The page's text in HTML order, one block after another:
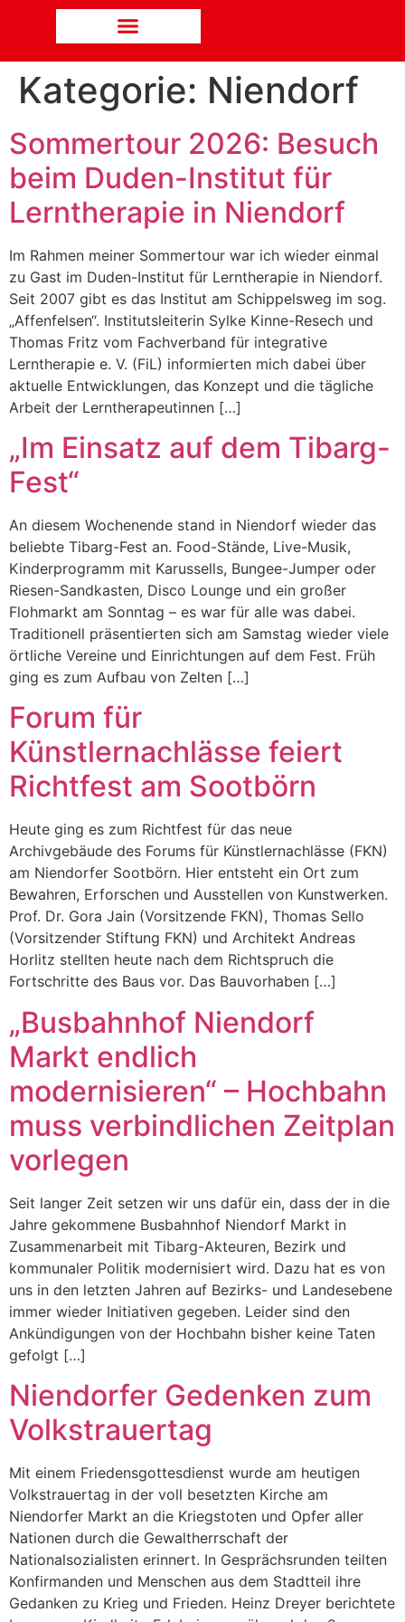
Kategorie: Niendorf
Sommertour 2026: Besuch
beim Duden-Institut für
Lerntherapie in Niendorf
Im Rahmen meiner Sommertour war ich wieder einmal
zu Gast im Duden-Institut für Lerntherapie in Niendorf.
Seit 2007 gibt es das Institut am Schippelsweg im sog.
„Affenfelsen“. Institutsleiterin Sylke Kinne-Resech und
Thomas Fritz vom Fachverband für integrative
Lerntherapie e. V. (FiL) informierten mich dabei über
aktuelle Entwicklungen, das Konzept und die tägliche
Arbeit der Lerntherapeutinnen […]
„Im Einsatz auf dem Tibarg-
Fest“
An diesem Wochenende stand in Niendorf wieder das
beliebte Tibarg-Fest an. Food-Stände, Live-Musik,
Kinderprogramm mit Karussells, Bungee-Jumper oder
Riesen-Sandkasten, Disco Lounge und ein großer
Flohmarkt am Sonntag – es war für alle was dabei.
Traditionell präsentierten sich am Samstag wieder viele
örtliche Vereine und Einrichtungen auf dem Fest. Früh
ging es zum Aufbau von Zelten […]
Forum für
Künstlernachlässe feiert
Richtfest am Sootbörn
Heute ging es zum Richtfest für das neue
Archivgebäude des Forums für Künstlernachlässe (FKN)
am Niendorfer Sootbörn. Hier entsteht ein Ort zum
Bewahren, Erforschen und Ausstellen von Kunstwerken.
Prof. Dr. Gora Jain (Vorsitzende FKN), Thomas Sello
(Vorsitzender Stiftung FKN) und Architekt Andreas
Horlitz stellten heute nach dem Richtspruch die
Fortschritte des Baus vor. Das Bauvorhaben […]
„Busbahnhof Niendorf
Markt endlich
modernisieren“ – Hochbahn
muss verbindlichen Zeitplan
vorlegen
Seit langer Zeit setzen wir uns dafür ein, dass der in die
Jahre gekommene Busbahnhof Niendorf Markt in
Zusammenarbeit mit Tibarg-Akteuren, Bezirk und
kommunaler Politik modernisiert wird. Dazu hat es von
uns in den letzten Jahren auf Bezirks- und Landesebene
immer wieder Initiativen gegeben. Leider sind den
Ankündigungen von der Hochbahn bisher keine Taten
gefolgt […]
Niendorfer Gedenken zum
Volkstrauertag
Mit einem Friedensgottesdienst wurde am heutigen
Volkstrauertag in der voll besetzten Kirche am
Niendorfer Markt an die Kriegstoten und Opfer aller
Nationen durch die Gewaltherrschaft der
Nationalsozialisten erinnert. In Gesprächsrunden teilten
Konfirmanden und Menschen aus dem Stadtteil ihre
Gedanken zu Krieg und Frieden. Heinz Dreyer berichtete